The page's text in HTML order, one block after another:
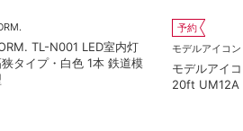
予約
MICROACE(マイクロエース)
マイクロエース A2262 伊豆
急2100系 5次車 アルファ・
予約
KATO(カトー
カトー